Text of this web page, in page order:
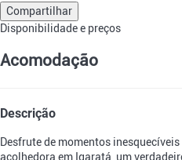
Compartilhar
Disponibilidade e preços
Acomodação
Descrição
Desfrute de momentos
acolhedora em Igaratá, um